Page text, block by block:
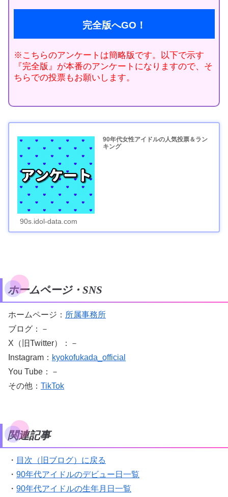
完全版へGO！
※こちらのアンケートは簡略版です。以下で示す
『完全版』が本番のアンケートになりますので、そ
ちらでの投票もお願いします。
90年代女性アイドルの人気投票＆ラン
キング
90s.idol-data.com
ホームページ・SNS
ホームページ： 所属事務所
ブログ：－
X（旧Twitter）：－
Instagram： kyokofukada_official
You Tube：－
その他： TikTok
関連記事
・ 目次（旧ブログ）に戻る
・ 90年代アイドルのデビュー日一覧
・ 90年代アイドルの生年月日一覧